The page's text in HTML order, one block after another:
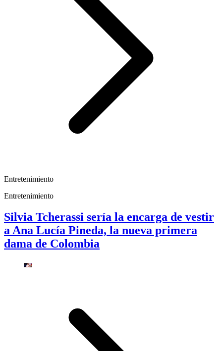
Entretenimiento
Entretenimiento
Silvia Tcherassi sería la encarga de vestir
a Ana Lucía Pineda, la nueva primera
dama de Colombia